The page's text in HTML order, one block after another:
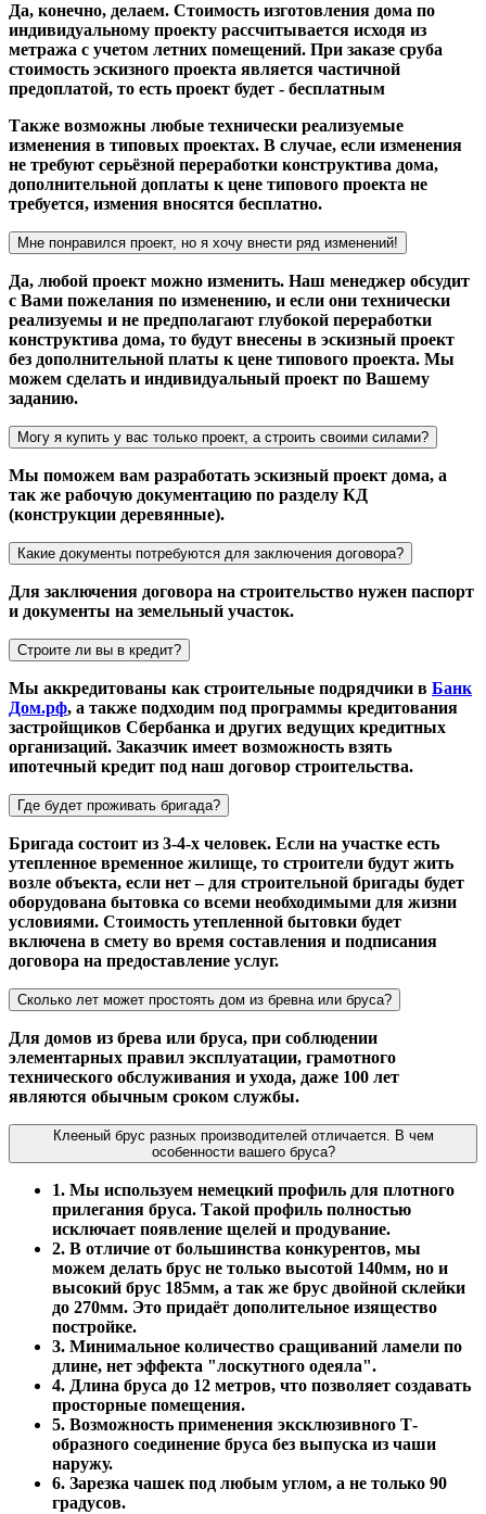
Да, конечно, делаем. Стоимость изготовления дома по
индивидуальному проекту рассчитывается исходя из
метража с учетом летних помещений. При заказе сруба
стоимость эскизного проекта является частичной
предоплатой, то есть проект будет - бесплатным
Также возможны любые технически реализуемые
изменения в типовых проектах. В случае, если изменения
не требуют серьёзной переработки конструктива дома,
дополнительной доплаты к цене типового проекта не
требуется, измения вносятся бесплатно.
Мне понравился проект, но я хочу внести ряд изменений!
Да, любой проект можно изменить. Наш менеджер обсудит
с Вами пожелания по изменению, и если они технически
реализуемы и не предполагают глубокой переработки
конструктива дома, то будут внесены в эскизный проект
без дополнительной платы к цене типового проекта. Мы
можем сделать и индивидуальный проект по Вашему
заданию.
Могу я купить у вас только проект, а строить своими силами?
Мы поможем вам разработать эскизный проект дома, а
так же рабочую документацию по разделу КД
(конструкции деревянные).
Какие документы потребуются для заключения договора?
Для заключения договора на строительство нужен паспорт
и документы на земельный участок.
Строите ли вы в кредит?
Мы аккредитованы как строительные подрядчики в Банк
Дом.рф, а также подходим под программы кредитования
застройщиков Сбербанка и других ведущих кредитных
организаций. Заказчик имеет возможность взять
ипотечный кредит под наш договор строительства.
Где будет проживать бригада?
Бригада состоит из 3-4-х человек. Если на участке есть
утепленное временное жилище, то строители будут жить
возле объекта, если нет – для строительной бригады будет
оборудована бытовка со всеми необходимыми для жизни
условиями. Стоимость утепленной бытовки будет
включена в смету во время составления и подписания
договора на предоставление услуг.
Сколько лет может простоять дом из бревна или бруса?
Для домов из брева или бруса, при соблюдении
элементарных правил эксплуатации, грамотного
технического обслуживания и ухода, даже 100 лет
являются обычным сроком службы.
Клееный брус разных производителей отличается. В чем
особенности вашего бруса?
1. Мы используем немецкий профиль для плотного
прилегания бруса. Такой профиль полностью
исключает появление щелей и продувание.
2. В отличие от большинства конкурентов, мы
можем делать брус не только высотой 140мм, но и
высокий брус 185мм, а так же брус двойной склейки
до 270мм. Это придаёт дополительное изящество
постройке.
3. Минимальное количество сращиваний ламели по
длине, нет эффекта "лоскутного одеяла".
4. Длина бруса до 12 метров, что позволяет создавать
просторные помещения.
5. Возможность применения эксклюзивного Т-
образного соединение бруса без выпуска из чаши
наружу.
6. Зарезка чашек под любым углом, а не только 90
градусов.